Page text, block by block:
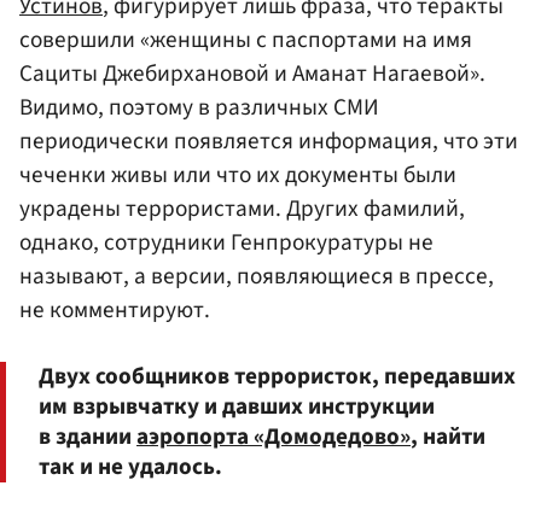
совершили «женщины с паспортами на имя
Сациты Джебирхановой и Аманат Нагаевой».
Видимо, поэтому в различных СМИ
периодически появляется информация, что эти
чеченки живы или что их документы были
украдены террористами. Других фамилий,
однако, сотрудники Генпрокуратуры не
называют, а версии, появляющиеся в прессе,
не комментируют.
Двух сообщников террористок, передавших
им взрывчатку и давших инструкции
в зданииаэропорта «Домодедово», найти
так и не удалось.